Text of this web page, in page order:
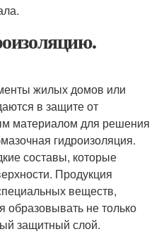
жилых домов или
в защите от
материалом для решения
гидроизоляция.
составы, которые
Продукция
веществ,
образовывать не только
защитный слой.